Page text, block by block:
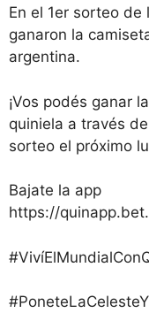
En el 1er sorteo
ganaron la
argentina.
¡Vos podés ganar
quiniela a través
sorteo el próximo
Bajate la app
https://